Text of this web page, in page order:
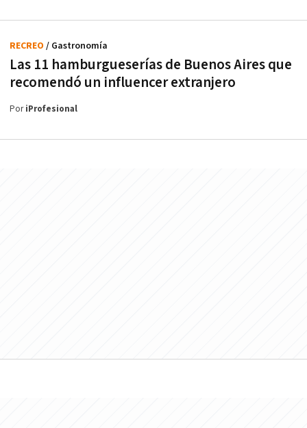
Las 11 hamburgueserías de Buenos Aires que
recomendó un influencer extranjero
RECREO / Gastronomía
PoriProfesional